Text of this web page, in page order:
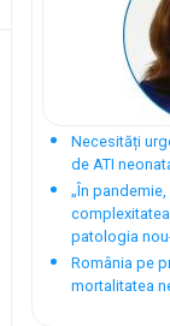
Necesități
de ATI
„În
patologia
România pe
mortalitatea